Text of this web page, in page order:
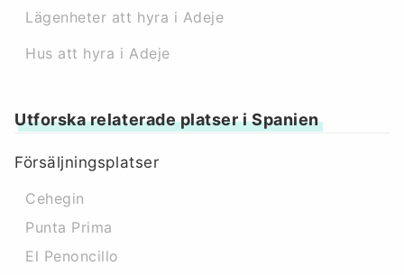
Lägenheter att hyra i Adeje
Hus att hyra i Adeje
Utforska relaterade platser i Spanien
Försäljningsplatser
Cehegin
Punta Prima
El Penoncillo